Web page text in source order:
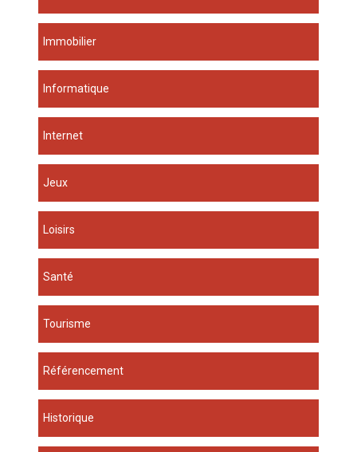
Immobilier
Informatique
Internet
Jeux
Loisirs
Santé
Tourisme
Référencement
Historique